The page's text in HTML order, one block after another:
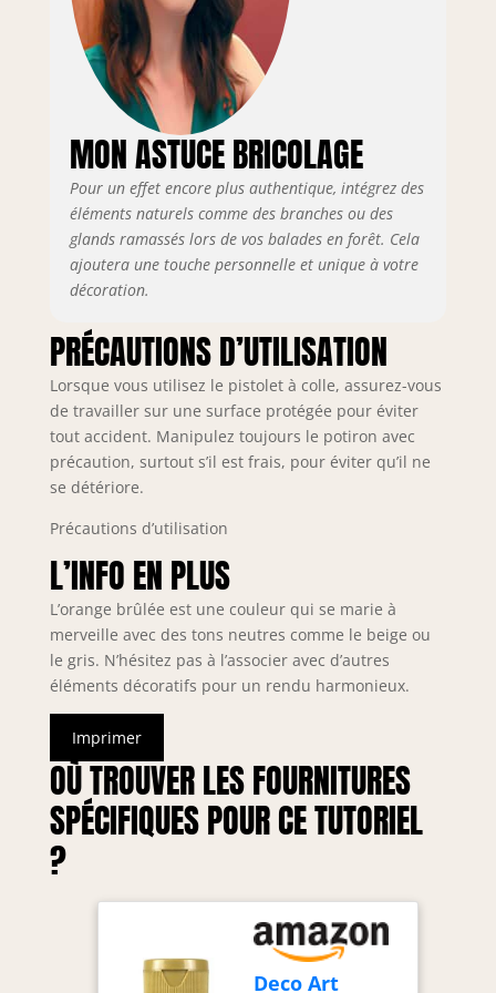
MON ASTUCE BRICOLAGE
Pour un effet encore plus authentique, intégrez des
éléments naturels comme des branches ou des
glands ramassés lors de vos balades en forêt. Cela
ajoutera une touche personnelle et unique à votre
décoration.
PRÉCAUTIONS D’UTILISATION
Lorsque vous utilisez le pistolet à colle, assurez-vous
de travailler sur une surface protégée pour éviter
tout accident. Manipulez toujours le potiron avec
précaution, surtout s’il est frais, pour éviter qu’il ne
se détériore.
Précautions d’utilisation
L’INFO EN PLUS
L’orange brûlée est une couleur qui se marie à
merveille avec des tons neutres comme le beige ou
le gris. N’hésitez pas à l’associer avec d’autres
éléments décoratifs pour un rendu harmonieux.
Imprimer
OÙ TROUVER LES FOURNITURES
SPÉCIFIQUES POUR CE TUTORIEL
?
Deco Art